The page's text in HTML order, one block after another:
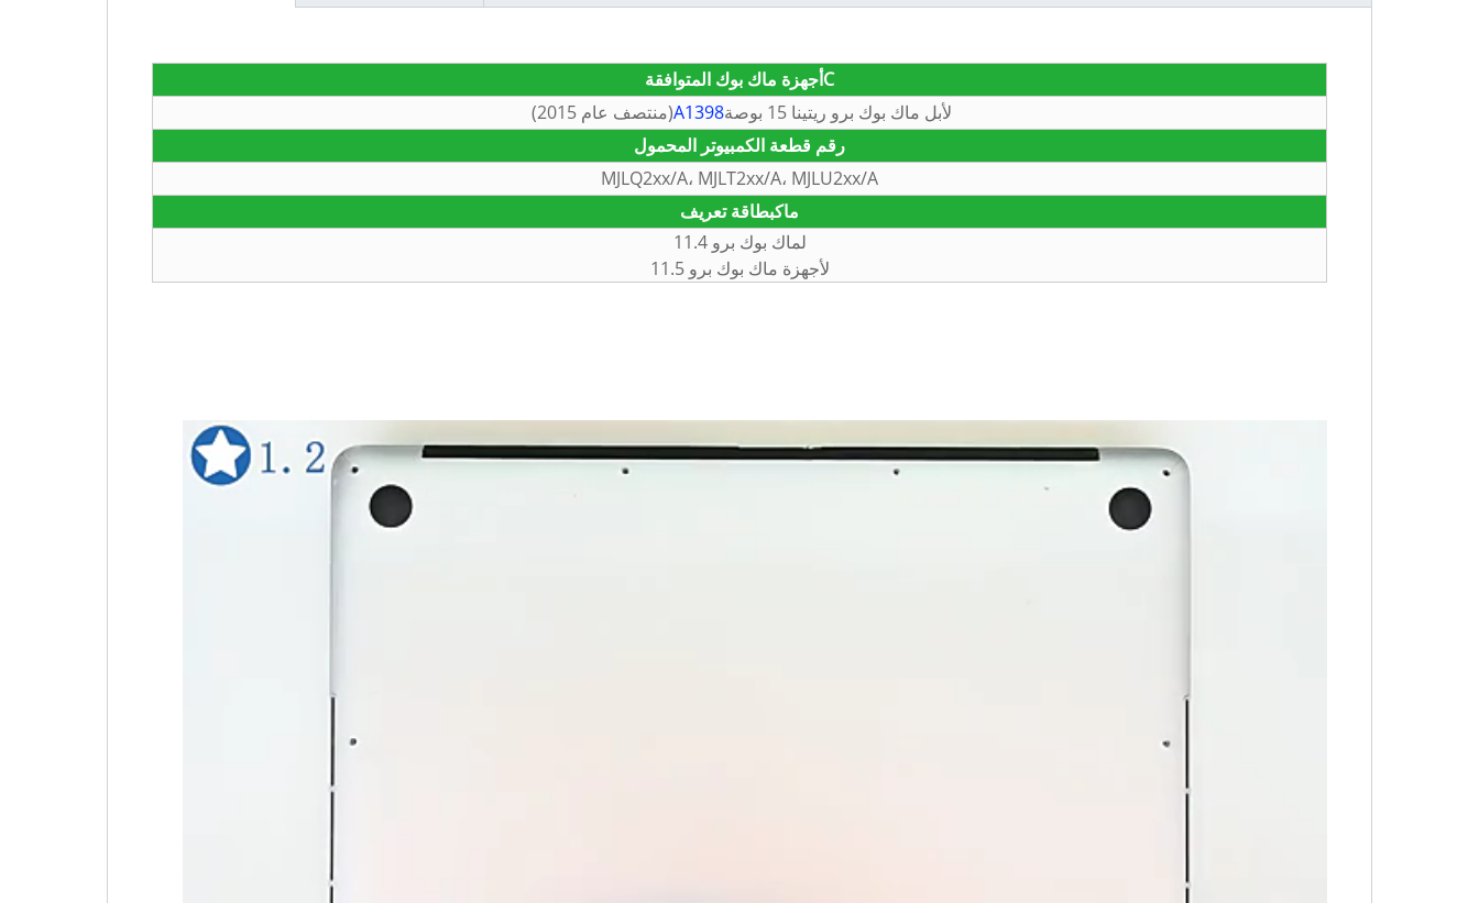
Cأجهزة ماك بوك المتوافقة
لأبل ماك بوك برو ريتينا 15 بوصة A1398(منتصف عام 2015)
رقم قطعة الكمبيوتر المحمول
MJLQ2xx/A، MJLT2xx/A، MJLU2xx/A
ماكبطاقة تعريف
لماك بوك برو 11.4
لأجهزة ماك بوك برو 11.5